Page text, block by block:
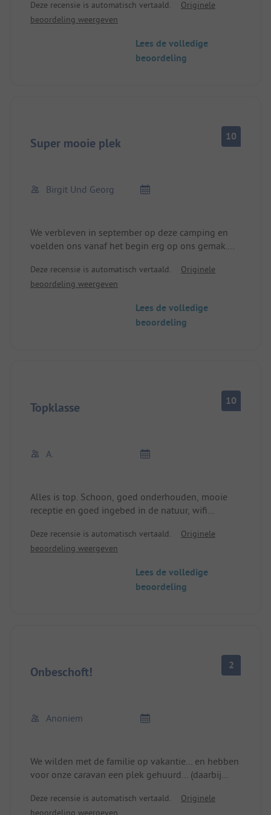
Het sanitair is modern en schoon. Alleen de geur
herinnert je aan waar je bent. Het personeel is
campingwinkel heeft alles wat je nodig hebt. We
Deze recensie is automatisch vertaald.
Originele
beoordeling weergeven
Lees de volledige
beoordeling
Super mooie plek 10
Birgit Und Georg
We verbleven in september op deze camping en
voelden ons vanaf het begin erg op ons gemak.
en heel goed personeel. Wat ook bijzonder is, is
dat je er 's avonds heerlijk kunt eten en het jezelf
bedanken en komen graag nog eens terug. Van
ons een fantastische. Een echte aanrader.
Deze recensie is automatisch vertaald.
Originele
beoordeling weergeven
Lees de volledige
beoordeling
Topklasse 10
A.
Alles is top. Schoon, goed onderhouden, mooie
receptie en goed ingebed in de natuur, wifi
douchegordijn 😉 De kamer was schoon en
comfortabel.
Deze recensie is automatisch vertaald.
Originele
beoordeling weergeven
Lees de volledige
beoordeling
Onbeschoft! 2
Anoniem
We wilden met de familie op vakantie... en hebben
voor onze caravan een plek gehuurd... (daarbij
worden gedaan) we arriveerden daar en wilden het
Deze recensie is automatisch vertaald.
Originele
beoordeling weergeven